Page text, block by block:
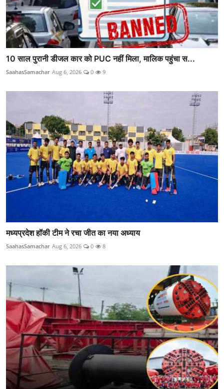
10 साल पुरानी डीजल कार को PUC नहीं मिला, मालिक पहुंचा स...
SaahasSamachar Aug 6, 2026 0 9
मध्यप्रदेश हॉकी टीम ने रचा जीत का नया अध्याय
SaahasSamachar Aug 6, 2026 0 8